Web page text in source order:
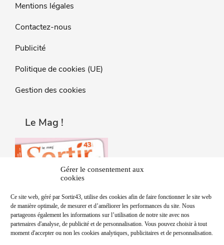
Gérer le consentement aux
cookies
Ce site web, géré par Sortir43, utilise des cookies afin de faire fonctionner le site web
de manière optimale, de mesurer et d’améliorer les performances du site. Nous
partageons également les informations sur l’utilisation de notre site avec nos
partenaires d'analyse, de publicité et de personnalisation. Vous pouvez choisir à tout
moment d'accepter ou non les cookies analytiques, publicitaires et de personnalisation.
Mentions légales
Contactez-nous
Publicité
Politique de cookies (UE)
Gestion des cookies
Le Mag !